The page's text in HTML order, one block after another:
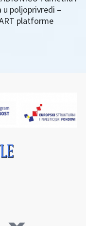
u poljoprivredi –
platforme